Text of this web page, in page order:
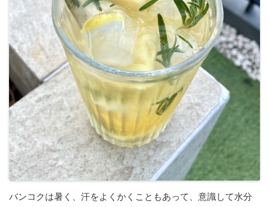
バンコクは暑く、汗をよくかくこともあって、意識して水分